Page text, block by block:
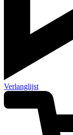
Verlanglijst